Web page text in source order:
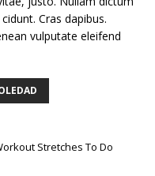
Cras dapibus.
vulputate eleifend
Stretches To Do